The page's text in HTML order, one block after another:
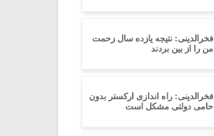
فخرالدینی: نتیجه یازده سال زحمت
من را از بین بردند
فخرالدینی: راه اندازی ارکستر بدون
حامی دولتی مشکل است